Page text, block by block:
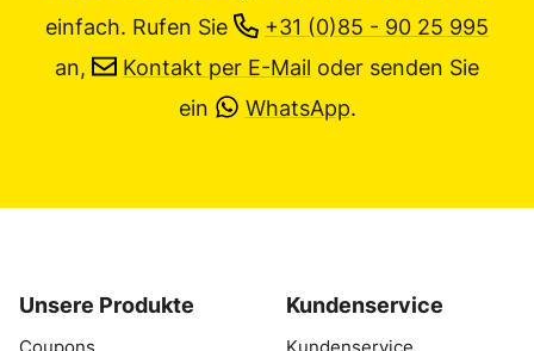
einfach. Rufen Sie
+31 (0)85 - 90 25 995
an,
Kontakt per E-Mail oder senden Sie
ein
WhatsApp.
Unsere Produkte Kundenservice